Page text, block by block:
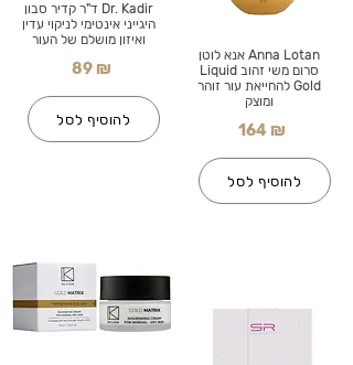
Dr. Kadir ד"ר קדיר סבון
היגייני אינטימי לניקוי עדין
ואיזון מושלם של העור
89 ₪
להוסיף לסל
Anna Lotan אנא לוטן
סרום משי זהוב Liquid
Gold להחייאת עור זוהר
ומוצק
164 ₪
להוסיף לסל